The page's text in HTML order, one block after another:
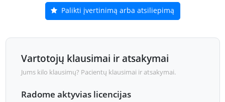
Palikti įvertinimą arba atsiliepimą
Vartotojų klausimai ir atsakymai
Jums kilo klausimų? Pacientų klausimai ir atsakymai.
Radome aktyvias licencijas